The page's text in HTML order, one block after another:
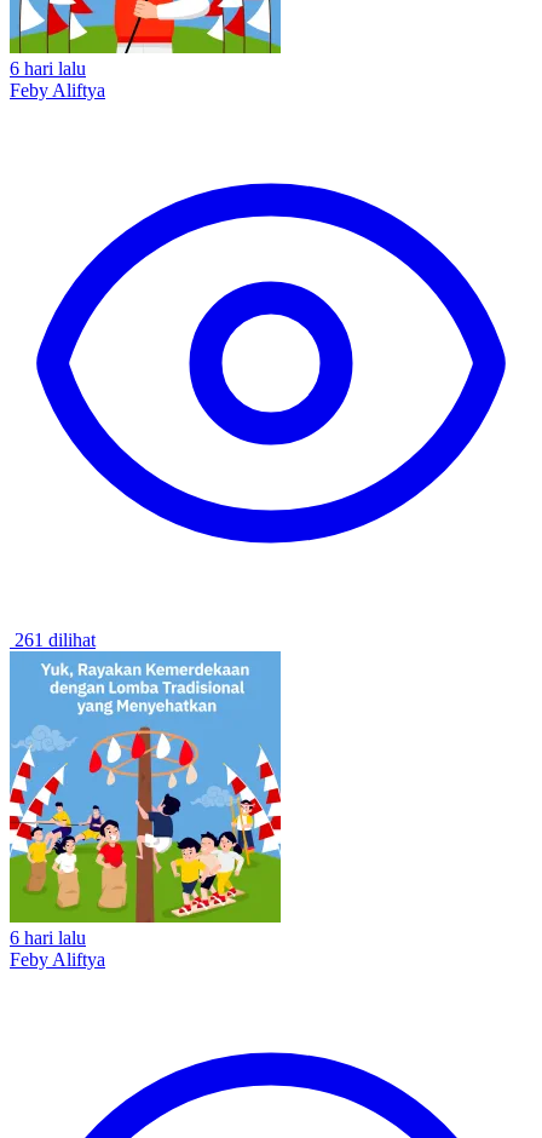
6 hari lalu
Feby Aliftya
261 dilihat
6 hari lalu
Feby Aliftya